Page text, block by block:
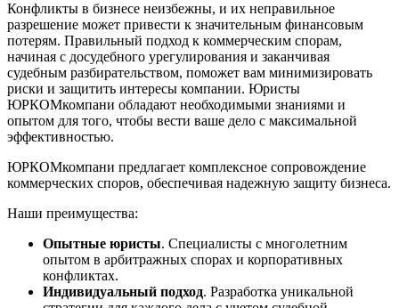
Конфликты в бизнесе неизбежны, и их неправильное
разрешение может привести к значительным финансовым
потерям. Правильный подход к коммерческим спорам,
начиная с досудебного урегулирования и заканчивая
судебным разбирательством, поможет вам минимизировать
риски и защитить интересы компании. Юристы
ЮРКОМкомпани обладают необходимыми знаниями и
опытом для того, чтобы вести ваше дело с максимальной
эффективностью.
ЮРКОМкомпани предлагает комплексное сопровождение
коммерческих споров, обеспечивая надежную защиту бизнеса.
Наши преимущества:
Опытные юристы. Специалисты с многолетним
опытом в арбитражных спорах и корпоративных
конфликтах.
Индивидуальный подход. Разработка уникальной